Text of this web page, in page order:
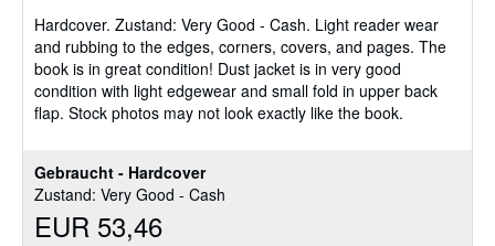
Gebraucht - Hardcover
Zustand: Very Good - Cash
EUR 53,46
Hardcover. Zustand: Very Good - Cash. Light reader wear
and rubbing to the edges, corners, covers, and pages. The
book is in great condition! Dust jacket is in very good
condition with light edgewear and small fold in upper back
flap. Stock photos may not look exactly like the book.